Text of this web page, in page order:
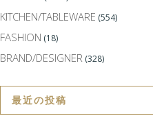
KITCHEN/TABLEWARE (554)
FASHION (18)
BRAND/DESIGNER (328)
最近の投稿